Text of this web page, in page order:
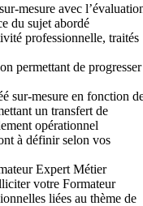
mesure avec
du sujet abordé
professionnelle, traités
permettant de progresser
sur-mesure en fonction
un transfert de
opérationnel
à définir selon vos
Expert Métier
votre Formateur
liées au thème de